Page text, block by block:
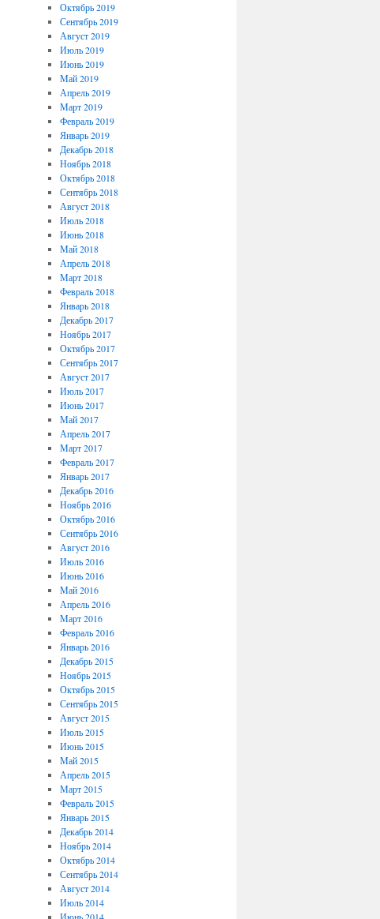
Октябрь 2019
Сентябрь 2019
Август 2019
Июль 2019
Июнь 2019
Май 2019
Апрель 2019
Март 2019
Февраль 2019
Январь 2019
Декабрь 2018
Ноябрь 2018
Октябрь 2018
Сентябрь 2018
Август 2018
Июль 2018
Июнь 2018
Май 2018
Апрель 2018
Март 2018
Февраль 2018
Январь 2018
Декабрь 2017
Ноябрь 2017
Октябрь 2017
Сентябрь 2017
Август 2017
Июль 2017
Июнь 2017
Май 2017
Апрель 2017
Март 2017
Февраль 2017
Январь 2017
Декабрь 2016
Ноябрь 2016
Октябрь 2016
Сентябрь 2016
Август 2016
Июль 2016
Июнь 2016
Май 2016
Апрель 2016
Март 2016
Февраль 2016
Январь 2016
Декабрь 2015
Ноябрь 2015
Октябрь 2015
Сентябрь 2015
Август 2015
Июль 2015
Июнь 2015
Май 2015
Апрель 2015
Март 2015
Февраль 2015
Январь 2015
Декабрь 2014
Ноябрь 2014
Октябрь 2014
Сентябрь 2014
Август 2014
Июль 2014